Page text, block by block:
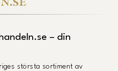
– din
största sortiment av